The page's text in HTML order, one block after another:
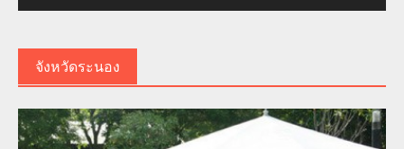
จังหวัดระนอง